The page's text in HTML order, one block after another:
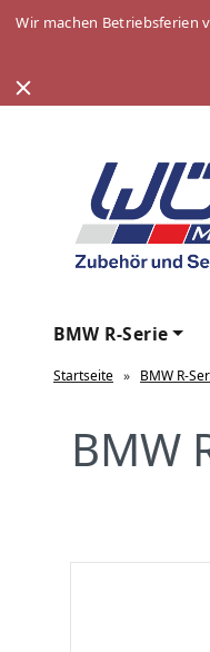
Wir machen Betriebsferien
BMW R-Serie
Startseite » BMW R-
BMW